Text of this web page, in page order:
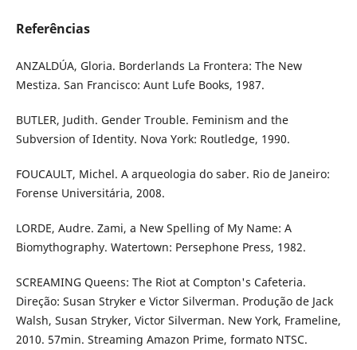
Referências
ANZALDÚA, Gloria. Borderlands La Frontera: The New
Mestiza. San Francisco: Aunt Lufe Books, 1987.
BUTLER, Judith. Gender Trouble. Feminism and the
Subversion of Identity. Nova York: Routledge, 1990.
FOUCAULT, Michel. A arqueologia do saber. Rio de Janeiro:
Forense Universitária, 2008.
LORDE, Audre. Zami, a New Spelling of My Name: A
Biomythography. Watertown: Persephone Press, 1982.
SCREAMING Queens: The Riot at Compton's Cafeteria.
Direção: Susan Stryker e Victor Silverman. Produção de Jack
Walsh, Susan Stryker, Victor Silverman. New York, Frameline,
2010. 57min. Streaming Amazon Prime, formato NTSC.